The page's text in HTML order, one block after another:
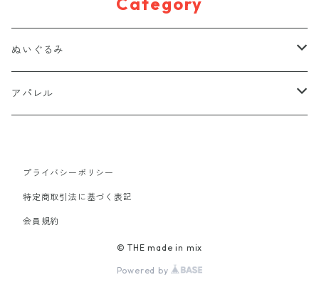
ぬいぐるみ
置きぬいぐるみ
マグネット
ポーチ
アパレル
バッグ
アクセサリー
プライバシーポリシー
特定商取引法に基づく表記
会員規約
© THE made in mix
Powered by